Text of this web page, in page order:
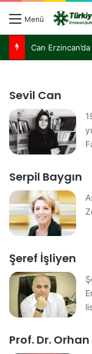
Menü
Sevil Can
Serpil Baygın
Şeref İşliyen
Prof. Dr.